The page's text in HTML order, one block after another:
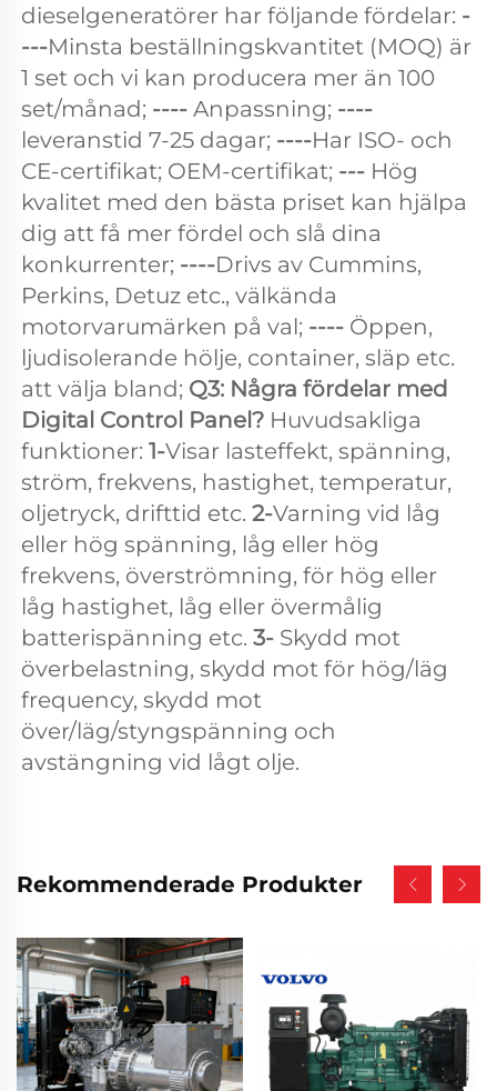
dieselgeneratörer har följande fördelar: -
---Minsta beställningskvantitet (MOQ) är
1 set och vi kan producera mer än 100
set/månad; ---- Anpassning;
leveranstid 7-25 dagar; ----Har ISO- och
CE-certifikat; OEM-certifikat; --- Hög
kvalitet med den bästa priset kan hjälpa
dig att få mer fördel och slå dina
konkurrenter; ----Drivs av Cummins,
Perkins, Detuz etc., välkända
motorvarumärken på val; ---- Öppen,
ljudisolerande hölje, container, släp etc.
att välja bland; Q3: Några fördelar med
Digital Control Panel? Huvudsakliga
funktioner: 1-Visar lasteffekt, spänning,
ström, frekvens, hastighet, temperatur,
oljetryck, drifttid etc. 2-Varning vid låg
eller hög spänning, låg eller hög
frekvens, överströmning, för hög eller
låg hastighet, låg eller övermålig
batterispänning etc. 3- Skydd mot
överbelastning, skydd mot för hög/läg
frequency, skydd mot
över/läg/styngspänning och
avstängning vid lågt olje.
Rekommenderade Produkter